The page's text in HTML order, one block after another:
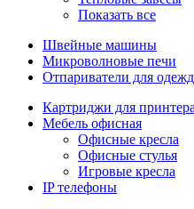
Показать все
Швейные машины
Микроволновые печи
Отпариватели для
Картриджи для принтера
Мебель офисная
Офисные кресла
Офисные стулья
Игровые кресла
IP телефоны